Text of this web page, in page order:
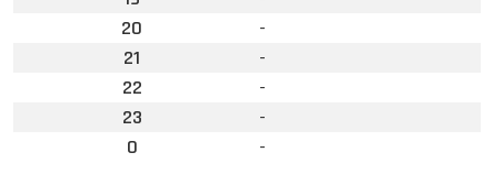
20
-
21
-
22
-
23
-
0
-